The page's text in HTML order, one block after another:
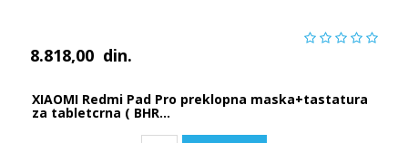
8.818,00 din.
XIAOMI Redmi Pad Pro preklopna maska+tastatura
za tabletcrna ( BHR...